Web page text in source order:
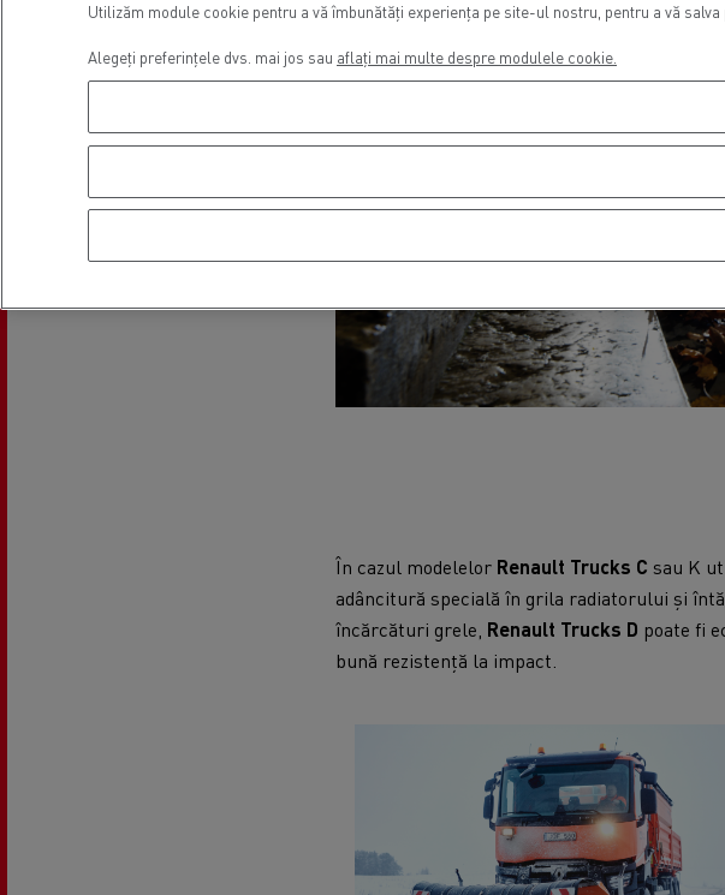
În cazul modelelor Renault Trucks C sau K
adâncitură specială în grila radiatorului și
încărcături grele, Renault Trucks D poate fi
bună rezistență la impact.
Utilizăm module cookie pentru a vă îmbunătăți experiența pe site-ul nostru, pentru a vă
Alegeți preferințele dvs. mai jos sau aflați mai multe despre modulele cookie.